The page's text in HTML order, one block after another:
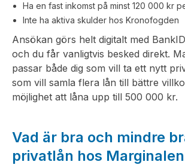
Ha en fast inkomst på minst 120 000 kr
Inte ha aktiva skulder hos Kronofogden
Ansökan görs helt digitalt med
och du får vanligtvis besked direkt.
passar både dig som vill ta ett nytt
som vill samla flera lån till bättre
möjlighet att låna upp till 500 000 kr.
Vad är bra och mindre
privatlån hos